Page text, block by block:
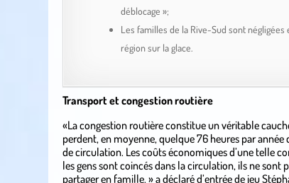
déblocage »;
Les familles de la Rive-Sud sont
région sur la glace.
Transport et congestion routière
«La congestion routière constitue un véritable
perdent, en moyenne, quelque 76 heures par
de circulation. Les coûts économiques d’une telle
les gens sont coincés dans la circulation, ils ne
partager en famille. » a déclaré d’entrée de jeu